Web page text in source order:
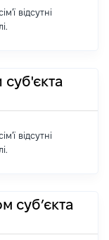
відсутні
відсутні
суб’єкта